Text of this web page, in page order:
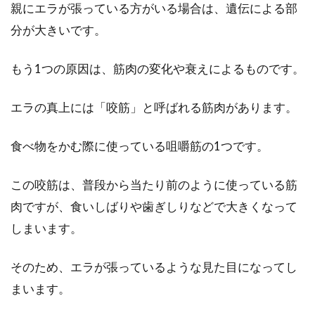
リ性？臭う汗はなぜ悪い？
れています。「良い汗」は、サラっとしていて
角質をジェルで落とせるのか？気に
お肌の状態によって、年齢よりも若く見えたり
親にエラが張っている方がいる場合は、遺伝による部
分が大きいです。
もう1つの原因は、筋肉の変化や衰えによるものです。
エラの真上には「咬筋」と呼ばれる筋肉があります。
食べ物をかむ際に使っている咀嚼筋の1つです。
この咬筋は、普段から当たり前のように使っている筋
肉ですが、食いしばりや歯ぎしりなどで大きくなって
しまいます。
そのため、エラが張っているような見た目になってし
まいます。